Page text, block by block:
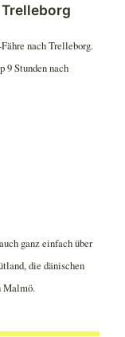
nach Trelleborg.
9 Stunden nach
ganz einfach über
die dänischen
Malmö.